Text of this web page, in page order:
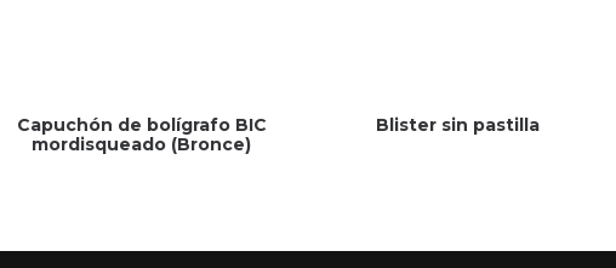
Capuchón de bolígrafo BIC
mordisqueado (Bronce)
Blister sin pastilla